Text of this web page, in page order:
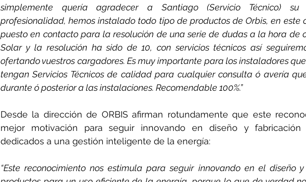
simplemente quería agradecer a Santiago (Servicio Técnico)
profesionalidad, hemos instalado todo tipo de productos de Orbis, en este
puesto en contacto para la resolución de una serie de dudas a la hora de
Solar y la resolución ha sido de 10, con servicios técnicos así
ofertando vuestros cargadores. Es muy importante para los instaladores
tengan Servicios Técnicos de calidad para cualquier consulta ó avería
durante ó posterior a las instalaciones. Recomendable 100%.”
Desde la dirección de ORBIS afirman rotundamente que este
mejor motivación para seguir innovando en diseño y fabricación
dedicados a una gestión inteligente de la energía:
“Este reconocimiento nos estimula para seguir innovando en el diseño